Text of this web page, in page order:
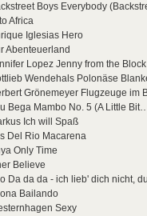
Boys Everybody
Africa
Iglesias Hero
Abenteuerland
Lopez Jenny from the Block
Wendehals Polonäse
Grönemeyer Flugzeuge im
Bega Mambo No. 5 (A Little
Ich will Spaß
Del Rio Macarena
Only Time
Believe
Da da da - ich lieb' dich nicht,
Bailando
Sexy